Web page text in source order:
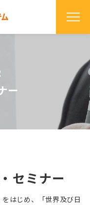
ー
セミナー
はじめ、「世界及び日